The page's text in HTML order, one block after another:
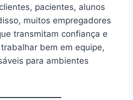
pacientes, alunos
muitos empregadores
transmitam confiança e
bem em equipe,
para ambientes